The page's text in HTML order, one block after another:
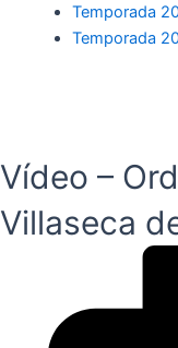
Temporada
Temporada
Vídeo –
Villaseca